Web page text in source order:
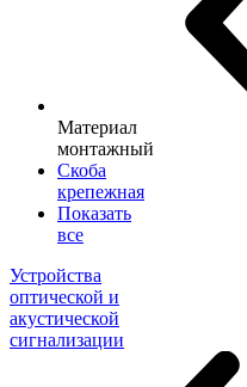
Материал
монтажный
Скоба
крепежная
Показать
все
Устройства
оптической и
акустической
сигнализации